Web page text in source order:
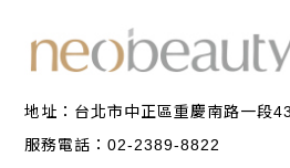
地址： 台北市中正區重慶南路一段
服務電話：02-2389-8822